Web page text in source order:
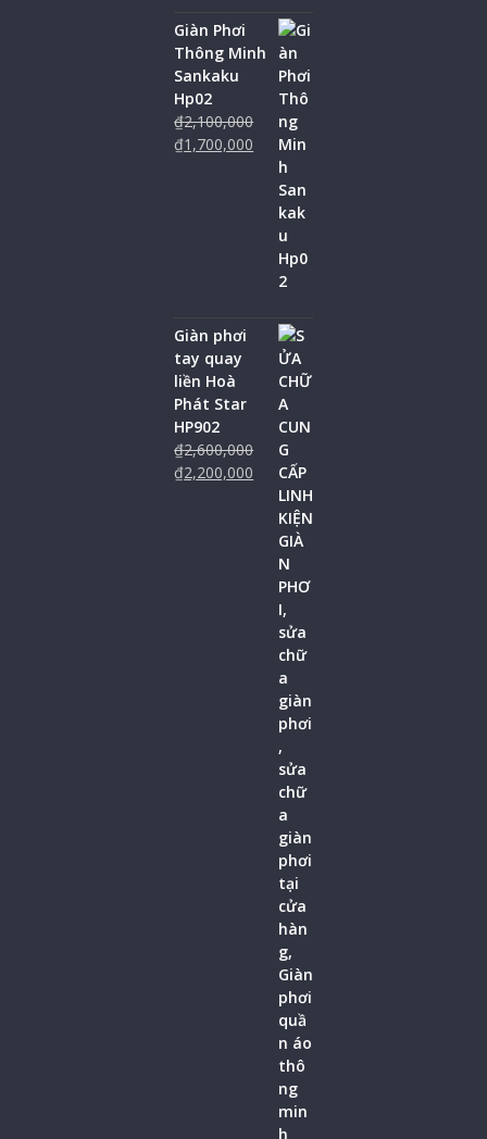
Giàn Phơi
Thông Minh
Sankaku
Hp02
₫2,100,000
₫1,700,000
Giàn phơi
tay quay
liền Hoà
Phát Star
HP902
₫2,600,000
₫2,200,000